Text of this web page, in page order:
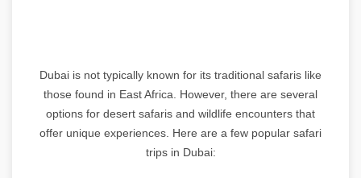
Dubai is not typically known for its traditional safaris like
those found in East Africa. However, there are several
options for desert safaris and wildlife encounters that
offer unique experiences. Here are a few popular safari
trips in Dubai: